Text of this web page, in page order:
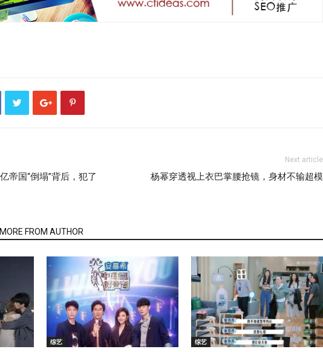
帝国“倒塌”背后，犯了
Next article
杨幂穿透视上衣巴掌腰抢镜，身材不输超模
MORE FROM AUTHOR
综艺 综艺